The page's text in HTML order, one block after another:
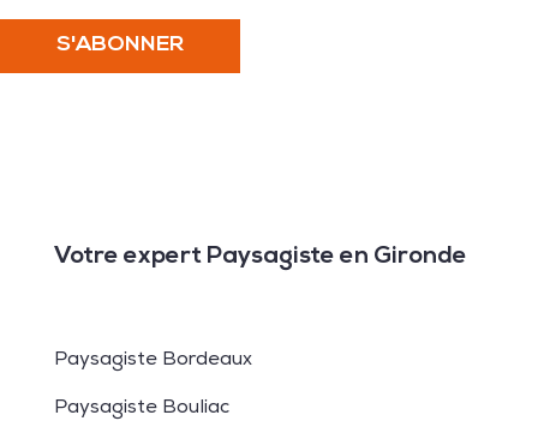
S'ABONNER
Votre expert Paysagiste en Gironde
Paysagiste Bordeaux
Paysagiste Bouliac